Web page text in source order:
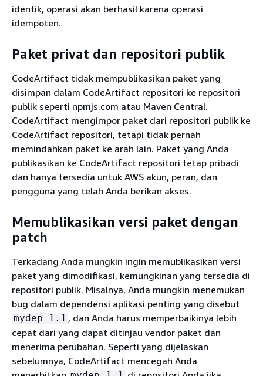
identik, operasi akan berhasil karena operasi
idempoten.
Paket privat dan repositori publik
CodeArtifact tidak mempublikasikan paket yang
disimpan dalam CodeArtifact repositori ke repositori
publik seperti npmjs.com atau Maven Central.
CodeArtifact mengimpor paket dari repositori publik ke
CodeArtifact repositori, tetapi tidak pernah
memindahkan paket ke arah lain. Paket yang Anda
publikasikan ke CodeArtifact repositori tetap pribadi
dan hanya tersedia untuk AWS akun, peran, dan
pengguna yang telah Anda berikan akses.
Memublikasikan versi paket dengan
patch
Terkadang Anda mungkin ingin memublikasikan versi
paket yang dimodifikasi, kemungkinan yang tersedia di
repositori publik. Misalnya, Anda mungkin menemukan
bug dalam dependensi aplikasi penting yang disebut
mydep 1.1 , dan Anda harus memperbaikinya lebih
cepat dari yang dapat ditinjau vendor paket dan
menerima perubahan. Seperti yang dijelaskan
sebelumnya, CodeArtifact mencegah Anda